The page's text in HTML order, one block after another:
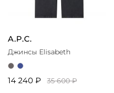
A.P.C.
Джинсы Elisabeth
14 240 ₽ 35 600 ₽